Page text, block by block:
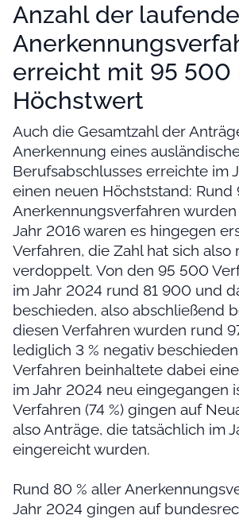
Anzahl der
erreicht mit 95 500
Höchstwert
Auch die Gesamtzahl der
Anerkennung eines
Berufsabschlusses erreichte im
einen neuen Höchststand: Rund
Anerkennungsverfahren wurden
Jahr 2016 waren es hingegen
Verfahren, die Zahl hat sich also
verdoppelt. Von den 95 500
im Jahr 2024 rund 81 900 und
beschieden, also abschließend
diesen Verfahren wurden rund
lediglich 3 % negativ
Verfahren beinhaltete dabei
im Jahr 2024 neu eingegangen
Verfahren (74 %) gingen auf
also Anträge, die tatsächlich im
eingereicht wurden.
Rund 80 % aller
Jahr 2024 gingen auf